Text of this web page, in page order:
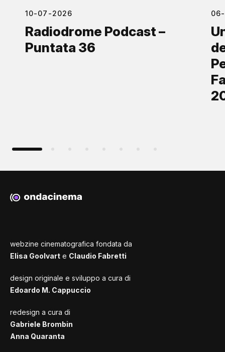
10-07-2026
Radiodrome Podcast –
Puntata 36
webzine cinematografica fondata da
Elisa Goolvart e Claudio Fabretti
design originale e sviluppo a cura di
Edoardo M. Cappuccio
redesign a cura di
Gabriele Brombin
Anna Quaranta